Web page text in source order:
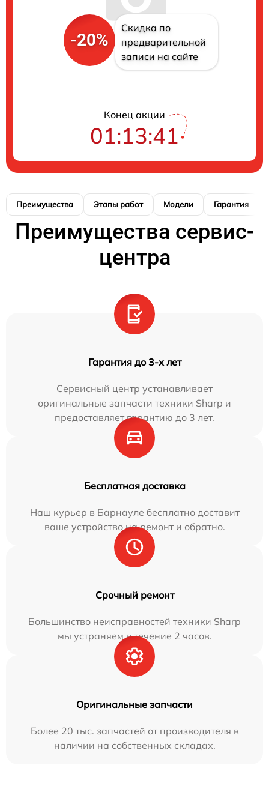
-20%
Скидка по
предварительной
записи на сайте
Конец акции
01:13:41
Преимущества Этапы работ Модели Гарантия
Преимущества сервис-
центра
Гарантия до 3-х лет
Сервисный центр устанавливает
оригинальные запчасти техники Sharp и
предоставляет гарантию до 3 лет.
Бесплатная доставка
Наш курьер в Барнауле бесплатно доставит
ваше устройство на ремонт и обратно.
Срочный ремонт
Большинство неисправностей техники Sharp
мы устраняем в течение 2 часов.
Оригинальные запчасти
Более 20 тыс. запчастей от производителя в
наличии на собственных складах.